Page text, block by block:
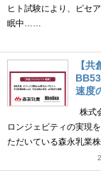
ヒト試験により、ピセ
眠中……
【
速度
株式
ロンジェビティの実現
ただいている森永乳業